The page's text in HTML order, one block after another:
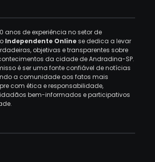
anos de experiência no setor de
Independente Onlinese dedica a levar
objetivas e transparentes sobre
da cidade de Andradina-SP.
é ser uma fonte confiável de notícias
a comunidade aos fatos mais
com ética e responsabilidade,
bem-informados e participativos